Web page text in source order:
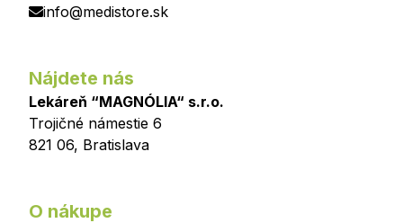
info@medistore.sk
Nájdete nás
Lekáreň “MAGNÓLIA“ s.r.o.
Trojičné námestie 6
821 06, Bratislava
O nákupe